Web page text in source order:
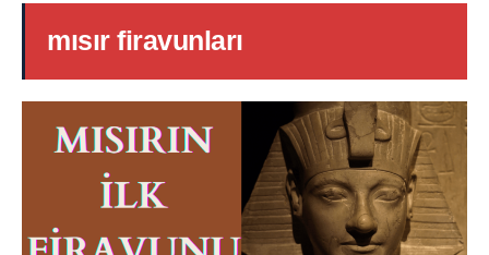
mısır firavunları